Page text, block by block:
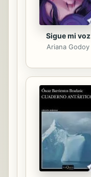
Sigue mi voz
Ariana Godoy